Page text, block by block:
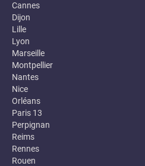
Cannes
Dijon
Lille
Lyon
Marseille
Montpellier
Nantes
Nice
Orléans
Paris 13
Perpignan
Reims
Rennes
Rouen